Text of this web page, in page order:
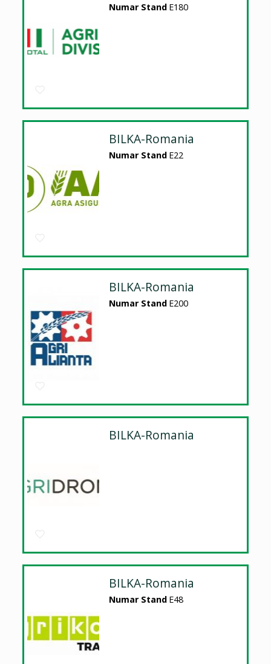
Numar Stand E180
BILKA-Romania
Numar Stand E22
BILKA-Romania
Numar Stand E200
BILKA-Romania
BILKA-Romania
Numar Stand E48